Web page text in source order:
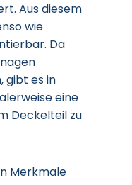
Aus diesem
wie
Da
gibt es in
eine
Deckelteil zu
Merkmale